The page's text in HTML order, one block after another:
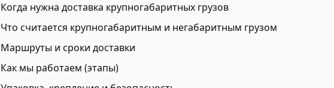
Когда нужна доставка крупногабаритных грузов
Что считается крупногабаритным и негабаритным грузом
Маршруты и сроки доставки
Как мы работаем (этапы)